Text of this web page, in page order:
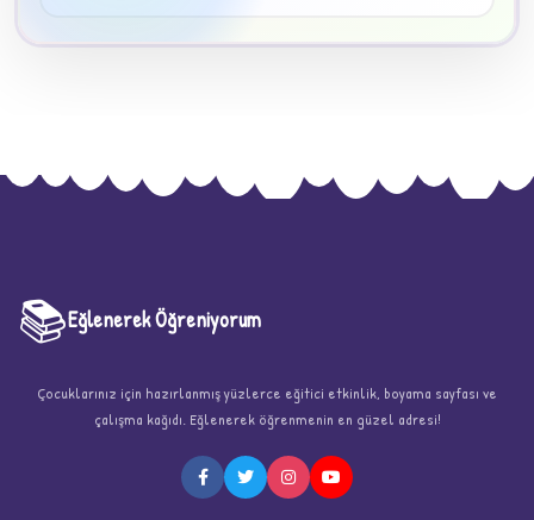
★
📚Eğlenerek Öğreniyorum
Çocuklarınız için hazırlanmış yüzlerce eğitici etkinlik, boyama sayfası ve
çalışma kağıdı. Eğlenerek öğrenmenin en güzel adresi!